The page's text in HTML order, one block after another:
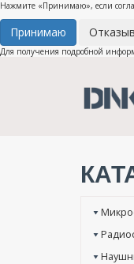
Нажмите «Принимаю», если
Принимаю
Для получения подробной